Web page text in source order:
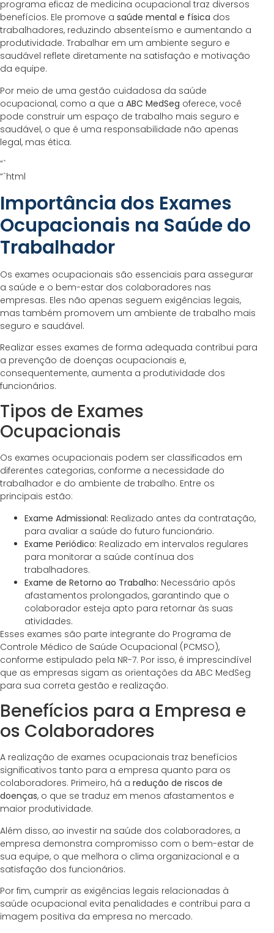
programa eficaz de medicina ocupacional traz diversos
benefícios. Ele promove a saúde mental e física dos
trabalhadores, reduzindo absenteísmo e aumentando a
produtividade. Trabalhar em um ambiente seguro e
saudável reflete diretamente na satisfação e motivação
da equipe.
Por meio de uma gestão cuidadosa da saúde
ocupacional, como a que a ABC MedSeg oferece, você
pode construir um espaço de trabalho mais seguro e
saudável, o que é uma responsabilidade não apenas
legal, mas ética.
“`
“`html
Importância dos Exames
Ocupacionais na Saúde do
Trabalhador
Os exames ocupacionais são essenciais para assegurar
a saúde e o bem-estar dos colaboradores nas
empresas. Eles não apenas seguem exigências legais,
mas também promovem um ambiente de trabalho mais
seguro e saudável.
Realizar esses exames de forma adequada contribui para
a prevenção de doenças ocupacionais e,
consequentemente, aumenta a produtividade dos
funcionários.
Tipos de Exames
Ocupacionais
Os exames ocupacionais podem ser classificados em
diferentes categorias, conforme a necessidade do
trabalhador e do ambiente de trabalho. Entre os
principais estão:
Exame Admissional: Realizado antes da contratação,
para avaliar a saúde do futuro funcionário.
Exame Periódico: Realizado em intervalos regulares
para monitorar a saúde contínua dos
trabalhadores.
Exame de Retorno ao Trabalho: Necessário após
afastamentos prolongados, garantindo que o
colaborador esteja apto para retornar às suas
atividades.
Esses exames são parte integrante do Programa de
Controle Médico de Saúde Ocupacional (PCMSO),
conforme estipulado pela NR-7. Por isso, é imprescindível
que as empresas sigam as orientações da ABC MedSeg
para sua correta gestão e realização.
Benefícios para a Empresa e
os Colaboradores
A realização de exames ocupacionais traz benefícios
significativos tanto para a empresa quanto para os
colaboradores. Primeiro, há a redução de riscos de
doenças, o que se traduz em menos afastamentos e
maior produtividade.
Além disso, ao investir na saúde dos colaboradores, a
empresa demonstra compromisso com o bem-estar de
sua equipe, o que melhora o clima organizacional e a
satisfação dos funcionários.
Por fim, cumprir as exigências legais relacionadas à
saúde ocupacional evita penalidades e contribui para a
imagem positiva da empresa no mercado.